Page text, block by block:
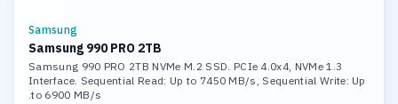
Samsung
Samsung 990 PRO 2TB
Samsung 990 PRO 2TB NVMe M.2 SSD. PCIe 4.0x4, NVMe 1.3
Interface. Sequential Read: Up to 7450 MB/s, Sequential Write: Up
to 6900 MB/s.